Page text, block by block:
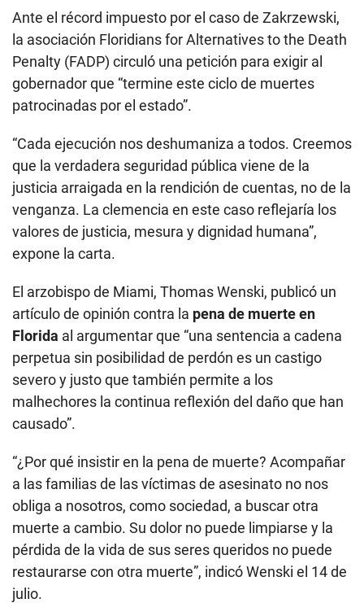
Ante el récord impuesto por el caso de Zakrzewski,
la asociación Floridians for Alternatives to the Death
Penalty (FADP) circuló una petición para exigir al
gobernador que “termine este ciclo de muertes
patrocinadas por el estado”.
“Cada ejecución nos deshumaniza a todos. Creemos
que la verdadera seguridad pública viene de la
justicia arraigada en la rendición de cuentas, no de la
venganza. La clemencia en este caso reflejaría los
valores de justicia, mesura y dignidad humana”,
expone la carta.
El arzobispo de Miami, Thomas Wenski, publicó un
artículo de opinión contra la pena de muerte en
Florida al argumentar que “una sentencia a cadena
perpetua sin posibilidad de perdón es un castigo
severo y justo que también permite a los
malhechores la continua reflexión del daño que han
causado”.
“¿Por qué insistir en la pena de muerte? Acompañar
a las familias de las víctimas de asesinato no nos
obliga a nosotros, como sociedad, a buscar otra
muerte a cambio. Su dolor no puede limpiarse y la
pérdida de la vida de sus seres queridos no puede
restaurarse con otra muerte”, indicó Wenski el 14 de
julio.